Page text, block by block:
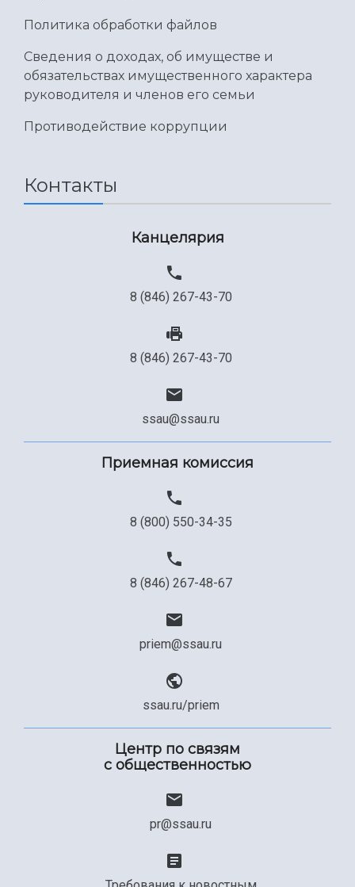
Политика обработки файлов
Сведения о доходах, об имуществе и
обязательствах имущественного характера
руководителя и членов его семьи
Противодействие коррупции
Контакты
Канцелярия
8 (846) 267-43-70
8 (846) 267-43-70
ssau@ssau.ru
Приемная комиссия
8 (800) 550-34-35
8 (846) 267-48-67
priem@ssau.ru
ssau.ru/priem
Центр по связям
с общественностью
pr@ssau.ru